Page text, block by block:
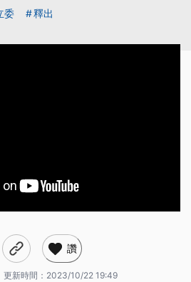
委 釋出
讚
更新時間： 2023/10/22 19:49